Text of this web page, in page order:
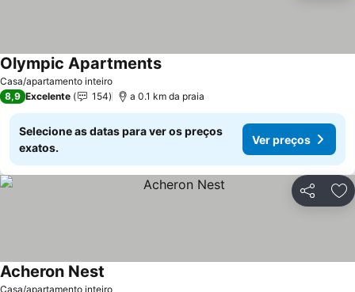
Casa/apartamento inteiro
Olympic Apartments
8,9 Excelente 154 a 0.1 km da praia
Selecione as datas para ver os preços
exatos.
Ver preços
Partilhar
Casa/apartamento inteiro
Acheron Nest